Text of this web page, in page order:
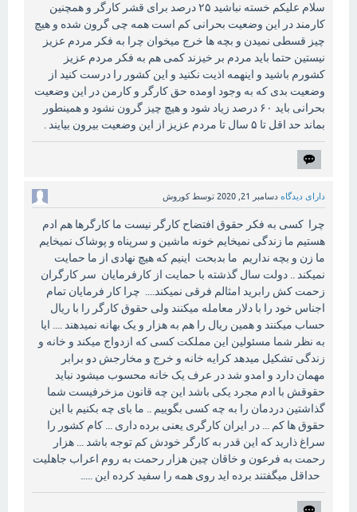
سلام علیکم خسته نباشید ۲۵ درصد برای قشر کارگر و همچنین
کارمند در این وضعیت بحرانی کم است همه چی گرون شده و هیچ
چیز قسطی نمیدن و بچه ها خرج میخوان چرا به فکر مردم عزیز
نیستین حتما باید مردم بر خیزند کمی هم به فکر مردم عزیز
کشورم باشید و اینهمه اذیت نکنید و این کشور را درست کنید از
وضعیت بدی که به وجود اومده حق کارگر و کارمن در این وضعیت
بحرانی باید ۶۰ درصد زیاد شود و هیچ چیز گرون نشود و همینطور
بماند حد اقل تا ۵ سال تا مردم عزیز از این وضعیت بیرون بیایند .
دارای دیدگاه دسامبر 21, 2020 توسطکوروش
چرا کسی به فکر حقوق افتضاح کارگر نیست ما کارگرها هم ادم
هستیم ما زندگی نمیخایم خونه ماشین و سرپناه و پوشاک نمیخایم
ما زن و بچه نداریم ما بدبحت اینیم که هیچ نهادی از ما حمایت
نمیکند .. دولت سال گذشته با حمایت از کارفرمایان سر کارگران
زحمت کش رابرید امثالم فرقی نمیکند.... چرا کار فرمایان تمام
اجناس خود را با دلار معامله میکنند ولی حقوق کارگر را با ریال
حساب میکنند و همین ریال را هم به هزار و یک بهانه نمیدهند .... ایا
به نظر شما مسئولین این مملکت کسی که ازدواج میکند و خانه و
زندگی تشکیل میدهد کرایه خانه و خرج و مخارجش دو برابر
مهمان دارد و امدو شد در عرف یک خانه محسوب میشود نباید
حقوقش با ادم مجرد یکی باشد این چه قانون مزخرفیست شما
گذاشتین دردمان را به چه کسی بگوییم .. ما بای چه بکنیم با این
حقوق ها کم ... در ایران کارگری یعنی برده داری ... کام کشور را
سراغ ذارید که این قدر به کارگر خودش کم توجه باشد ... هزار
رحمت به فرعون و خاقان چین هزار رحمت به روم اعراب جاهلیت
حداقل میگفتند برده اید روی همه را سفید کرده این .....